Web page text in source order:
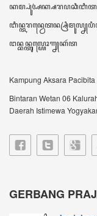
ꦊꦣꦏꦤ꧀ꦚ...
Sultan
VIDEO